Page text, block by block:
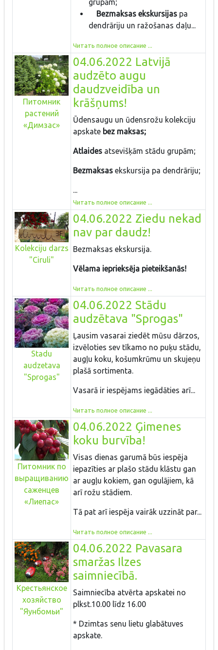
grupām;
Bezmaksas ekskursijas pa
dendrāriju un ražošanas daļu...
Читать полное описание ...
Питомник
растений
«Димзас»
04.06.2022 Latvijā
audzēto augu
daudzveidība un
krāšņums!
Ūdensaugu un ūdensrožu kolekciju
apskate bez maksas;
Atlaides atsevišķām stādu grupām;
Bezmaksas ekskursija pa dendrāriju;
...
Читать полное описание ...
Kolekciju darzs
"Ciruli"
04.06.2022 Ziedu nekad
nav par daudz!
Bezmaksas ekskursija.
Vēlama ieprieksēja pieteikšanās!
Читать полное описание ...
Stadu
audzetava
"Sprogas"
04.06.2022 Stādu
audzētava "Sprogas"
Ļausim vasarai ziedēt mūsu dārzos,
izvēloties sev tīkamo no puķu stādu,
augļu koku, košumkrūmu un skujeņu
plašā sortimenta.
Vasarā ir iespējams iegādāties arī...
Читать полное описание ...
Питомник по
выращиванию
саженцев
«Лиепас»
04.06.2022 Ģimenes
koku burvība!
Visas dienas garumā būs iespēja
iepazīties ar plašo stādu klāstu gan
ar augļu kokiem, gan ogulājiem, kā
arī rožu stādiem.
Tā pat arī iespēja vairāk uzzināt par...
Читать полное описание ...
Крестьянское
хозяйство
"Яунбомьи"
04.06.2022 Pavasara
smaržas Ilzes
saimniecībā.
Saimniecība atvērta apskatei no
plkst.10.00 līdz 16.00
* Dzimtas senu lietu glabātuves
apskate.